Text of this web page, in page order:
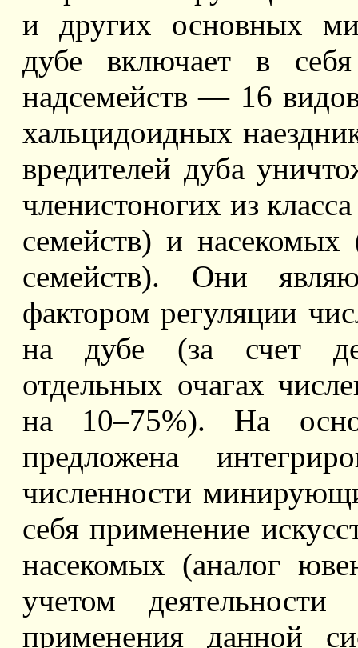
и других основных
дубе включает в
надсемейств — 16
хальцидоидных
вредителей дуба
членистоногих из
семейств) и
семейств). Они
фактором регуляции
на дубе (за счет
отдельных очагах
на 10–75%). На
предложена
численности
себя применение
насекомых (аналог
учетом деятельности
применения данной